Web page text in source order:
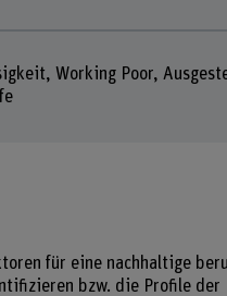
Working Poor,
für eine nachhaltige
bzw. die Profile der